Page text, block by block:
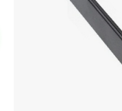
مودم 5G همراه
مودم 4G همراه